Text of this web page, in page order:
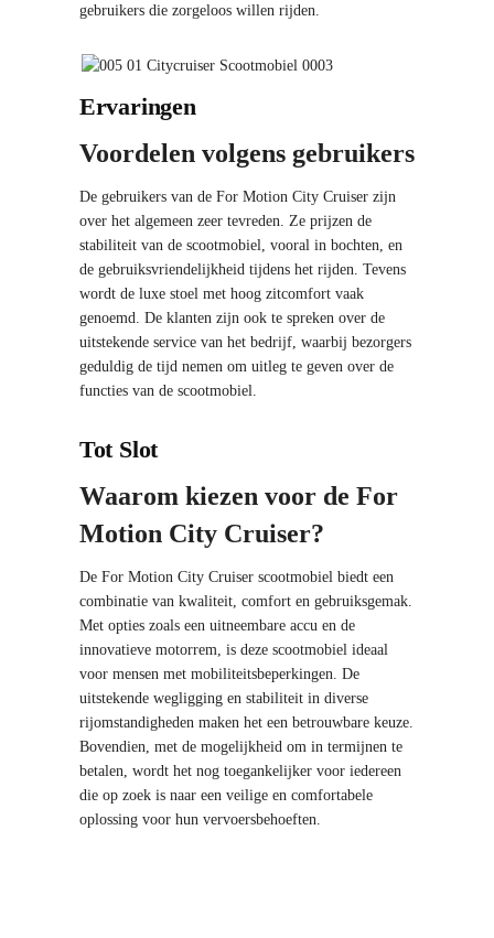
gebruikers die zorgeloos willen rijden.
Ervaringen
Voordelen volgens gebruikers
De gebruikers van de For Motion City Cruiser zijn
over het algemeen zeer tevreden. Ze prijzen de
stabiliteit van de scootmobiel, vooral in bochten, en
de gebruiksvriendelijkheid tijdens het rijden. Tevens
wordt de luxe stoel met hoog zitcomfort vaak
genoemd. De klanten zijn ook te spreken over de
uitstekende service van het bedrijf, waarbij bezorgers
geduldig de tijd nemen om uitleg te geven over de
functies van de scootmobiel.
Tot Slot
Waarom kiezen voor de For
Motion City Cruiser?
De For Motion City Cruiser scootmobiel biedt een
combinatie van kwaliteit, comfort en gebruiksgemak.
Met opties zoals een uitneembare accu en de
innovatieve motorrem, is deze scootmobiel ideaal
voor mensen met mobiliteitsbeperkingen. De
uitstekende wegligging en stabiliteit in diverse
rijomstandigheden maken het een betrouwbare keuze.
Bovendien, met de mogelijkheid om in termijnen te
betalen, wordt het nog toegankelijker voor iedereen
die op zoek is naar een veilige en comfortabele
oplossing voor hun vervoersbehoeften.